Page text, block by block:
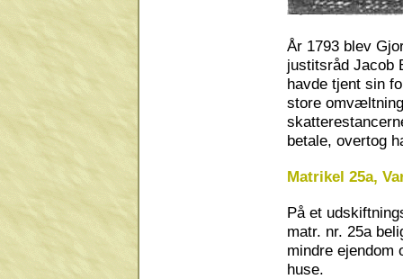
År 1793 blev
justitsråd Jacob
havde tjent sin
store
betale, overtog
Matrikel 25a,
På et
matr. nr. 25a
mindre ejendom
huse.